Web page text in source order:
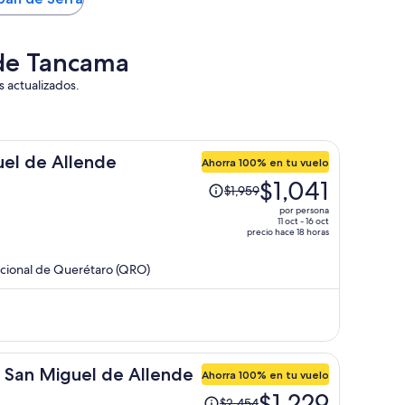
Tancama
actualizados.
de Allende Ahorra 100% en tu vuelo
El
precio
ahora
$1,041
por
persona
$1,959$1,041
por persona
11 oct - 16 oct
precio hace 18 horas
de Querétaro (QRO)
Miguel de Allende Ahorra 100% en tu vuelo
El